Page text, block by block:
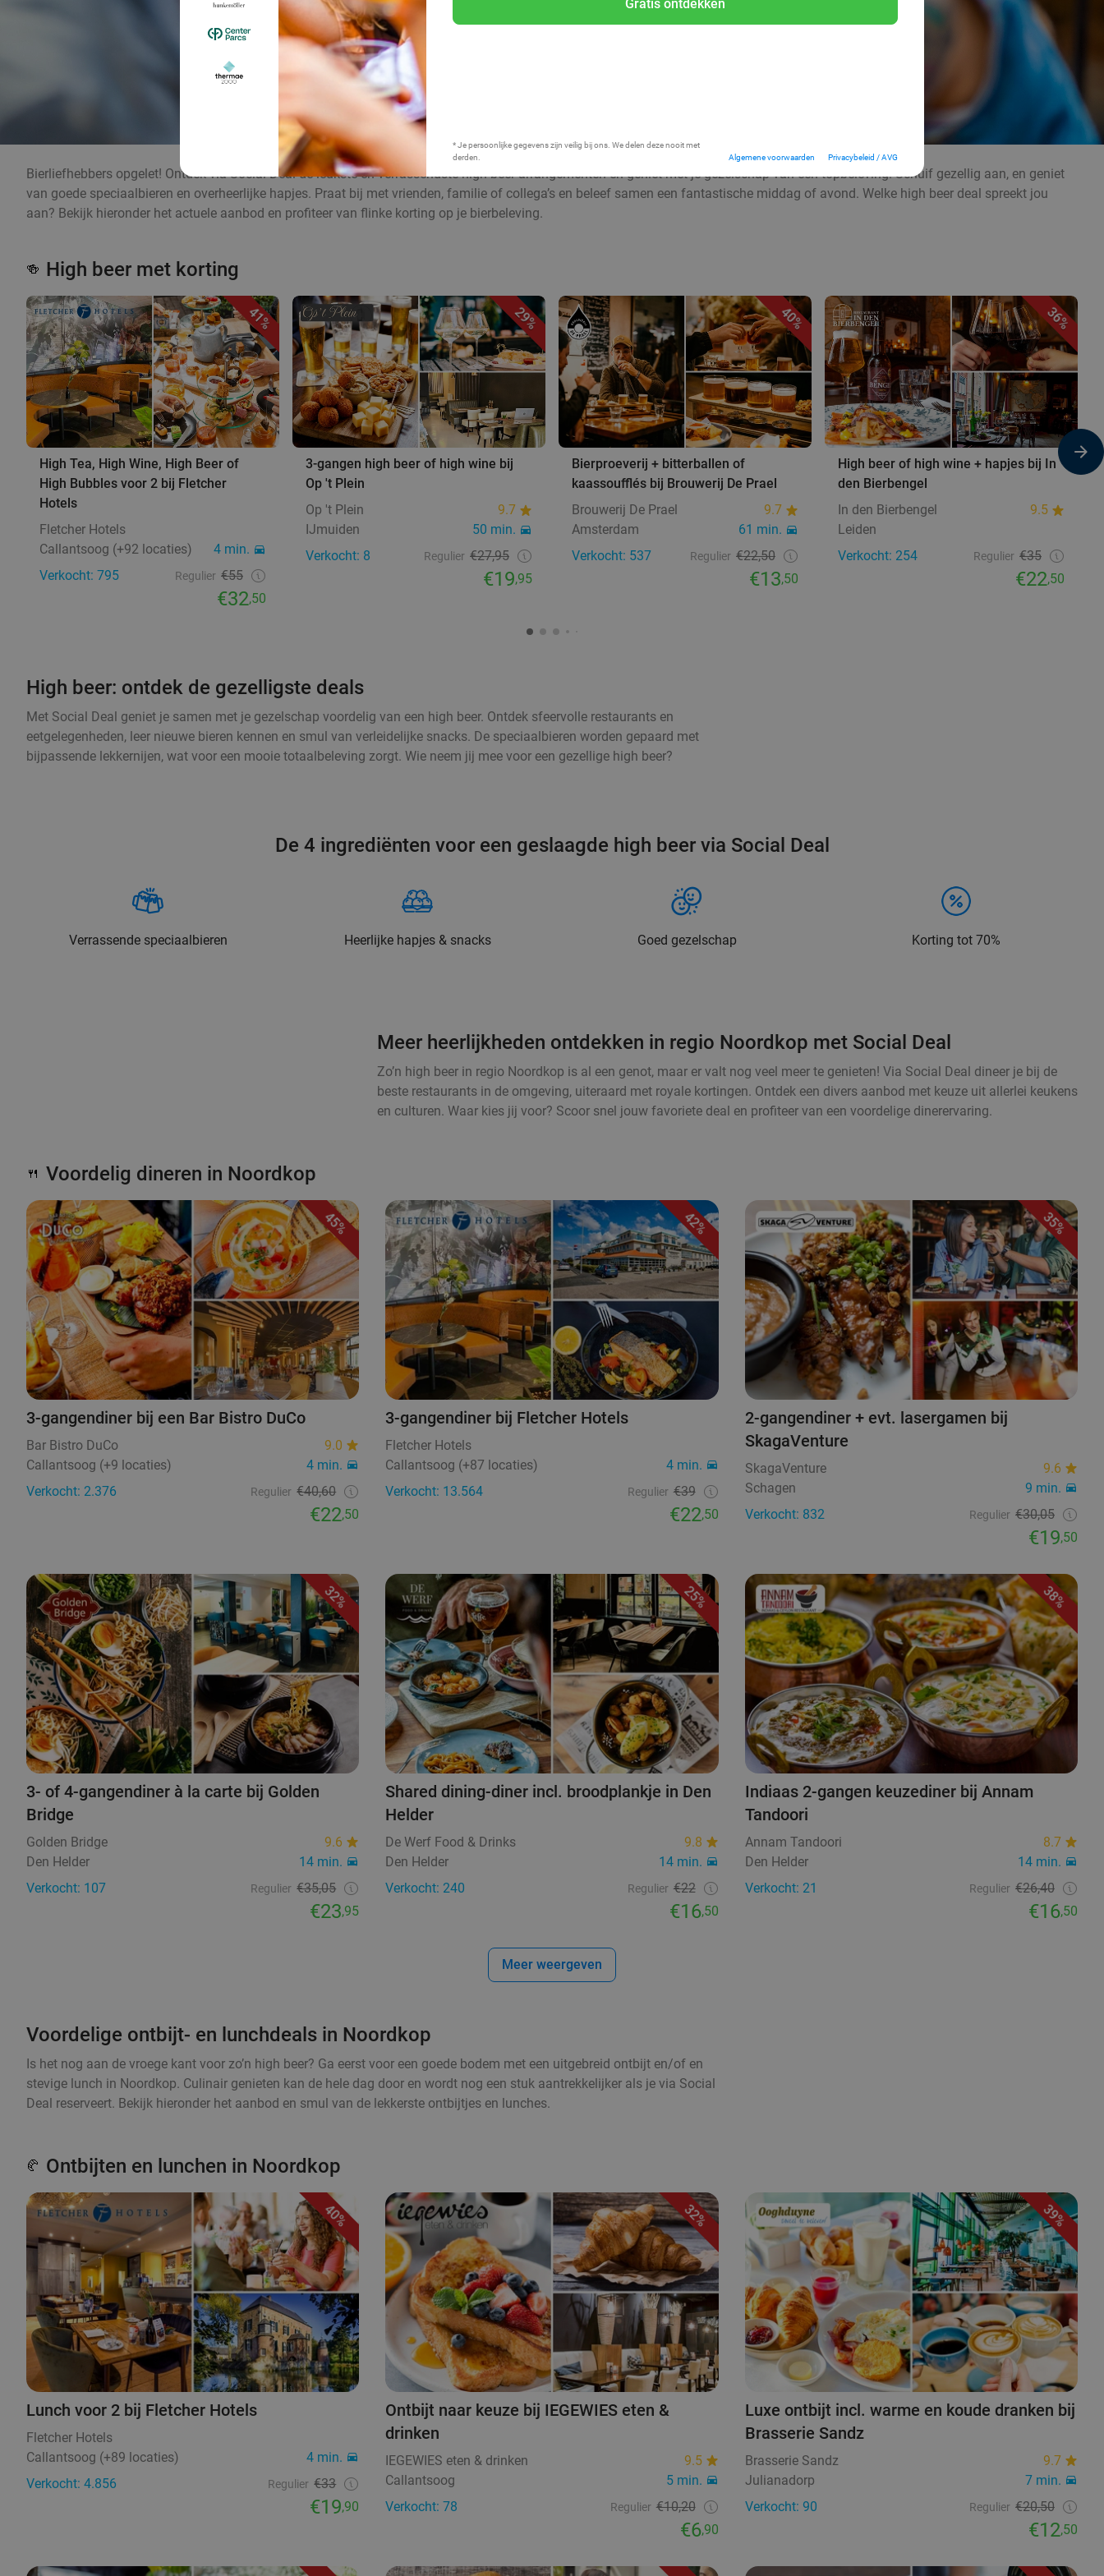
Gratis ontdekken
* Je persoonlijke gegevens zijn veilig bij ons. We delen deze nooit met
derden.
Algemene voorwaarden Privacybeleid / AVG
Bierliefhebbers opgelet! Ontdek via Social Deal de leukste en verrassendste high beer arrangementen en geniet met je gezelschap van een topbeleving. Schuif gezellig aan, en geniet
van goede speciaalbieren en overheerlijke hapjes. Praat bij met vrienden, familie of collega’s en beleef samen een fantastische middag of avond. Welke high beer deal spreekt jou
aan? Bekijk hieronder het actuele aanbod en profiteer van flinke korting op je bierbeleving.
🍻 High beer met korting
41%
High Tea, High Wine, High Beer of
High Bubbles voor 2 bij Fletcher
Hotels
Fletcher Hotels
Callantsoog (+92 locaties)
4 min.
Verkocht: 795
Regulier €55
€32,50
29%
3-gangen high beer of high wine bij
Op 't Plein
Op 't Plein
9.7
IJmuiden
50 min.
Verkocht: 8
Regulier €27,95
€19,95
40%
Bierproeverij + bitterballen of
kaassoufflés bij Brouwerij De Prael
Brouwerij De Prael
9.7
Amsterdam
61 min.
Verkocht: 537
Regulier €22,50
€13,50
36%
High beer of high wine + hapjes bij In
den Bierbengel
In den Bierbengel
9.5
Leiden
Verkocht: 254
Regulier €35
€22,50
High beer: ontdek de gezelligste deals
Met Social Deal geniet je samen met je gezelschap voordelig van een high beer. Ontdek sfeervolle restaurants en
eetgelegenheden, leer nieuwe bieren kennen en smul van verleidelijke snacks. De speciaalbieren worden gepaard met
bijpassende lekkernijen, wat voor een mooie totaalbeleving zorgt. Wie neem jij mee voor een gezellige high beer?
De 4 ingrediënten voor een geslaagde high beer via Social Deal
Verrassende speciaalbieren Heerlijke hapjes & snacks Goed gezelschap Korting tot 70%
Meer heerlijkheden ontdekken in regio Noordkop met Social Deal
Zo’n high beer in regio Noordkop is al een genot, maar er valt nog veel meer te genieten! Via Social Deal dineer je bij de
beste restaurants in de omgeving, uiteraard met royale kortingen. Ontdek een divers aanbod met keuze uit allerlei keukens
en culturen. Waar kies jij voor? Scoor snel jouw favoriete deal en profiteer van een voordelige dinerervaring.
🍴 Voordelig dineren in Noordkop
45%
3-gangendiner bij een Bar Bistro DuCo
Bar Bistro DuCo
9.0
Callantsoog (+9 locaties)
4 min.
Verkocht: 2.376
Regulier €40,60
€22,50
42%
3-gangendiner bij Fletcher Hotels
Fletcher Hotels
Callantsoog (+87 locaties)
4 min.
Verkocht: 13.564
Regulier €39
€22,50
35%
2-gangendiner + evt. lasergamen bij
SkagaVenture
SkagaVenture
9.6
Schagen
9 min.
Verkocht: 832
Regulier €30,05
€19,50
32%
3- of 4-gangendiner à la carte bij Golden
Bridge
Golden Bridge
9.6
Den Helder
14 min.
Verkocht: 107
Regulier €35,05
€23,95
25%
Shared dining-diner incl. broodplankje in Den
Helder
De Werf Food & Drinks
9.8
Den Helder
14 min.
Verkocht: 240
Regulier €22
€16,50
38%
Indiaas 2-gangen keuzediner bij Annam
Tandoori
Annam Tandoori
8.7
Den Helder
14 min.
Verkocht: 21
Regulier €26,40
€16,50
Meer weergeven
Voordelige ontbijt- en lunchdeals in Noordkop
Is het nog aan de vroege kant voor zo’n high beer? Ga eerst voor een goede bodem met een uitgebreid ontbijt en/of en
stevige lunch in Noordkop. Culinair genieten kan de hele dag door en wordt nog een stuk aantrekkelijker als je via Social
Deal reserveert. Bekijk hieronder het aanbod en smul van de lekkerste ontbijtjes en lunches.
🥐 Ontbijten en lunchen in Noordkop
40%
Lunch voor 2 bij Fletcher Hotels
Fletcher Hotels
Callantsoog (+89 locaties)
4 min.
Verkocht: 4.856
Regulier €33
€19,90
32%
Ontbijt naar keuze bij IEGEWIES eten &
drinken
IEGEWIES eten & drinken
9.5
Callantsoog
5 min.
Verkocht: 78
Regulier €10,20
€6,90
39%
Luxe ontbijt incl. warme en koude dranken bij
Brasserie Sandz
Brasserie Sandz
9.7
Julianadorp
7 min.
Verkocht: 90
Regulier €20,50
€12,50